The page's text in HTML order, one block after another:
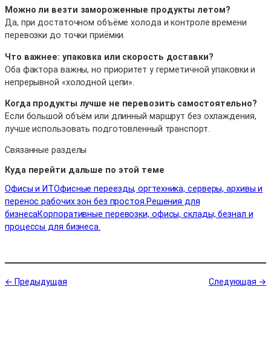
Можно ли везти замороженные продукты летом?
Да, при достаточном объёме холода и контроле времени
перевозки до точки приёмки.
Что важнее: упаковка или скорость доставки?
Оба фактора важны, но приоритет у герметичной упаковки и
непрерывной «холодной цепи».
Когда продукты лучше не перевозить самостоятельно?
Если большой объём или длинный маршрут без охлаждения,
лучше использовать подготовленный транспорт.
Связанные разделы
Куда перейти дальше по этой теме
Офисы и ИТОфисные переезды, оргтехника, серверы, архивы и
перенос рабочих зон без простоя. Решения для
бизнесаКорпоративные перевозки, офисы, склады, безнал и
процессы для бизнеса.
← Предыдущая Следующая →